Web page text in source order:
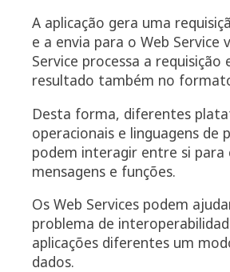
A aplicação gera uma
e a envia para o Web Service
Service processa a
resultado também no
Desta forma, diferentes
operacionais e linguagens de
podem interagir entre si para
mensagens e funções.
Os Web Services podem
problema de
aplicações diferentes um
dados.